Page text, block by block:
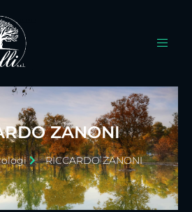
ZANONI
RICCARDO ZANONI